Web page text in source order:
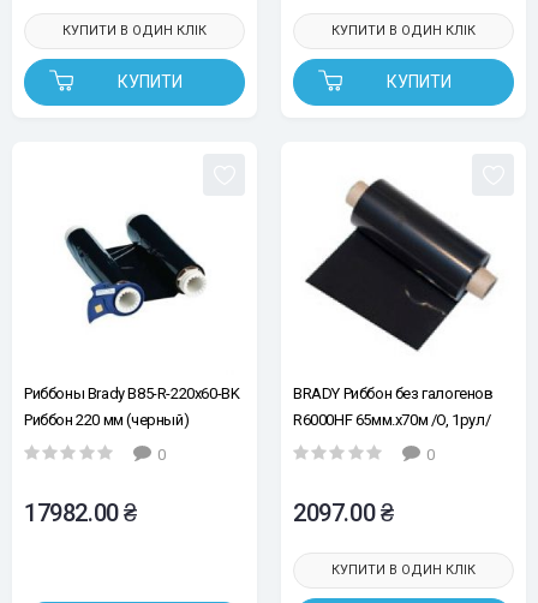
КУПИТИ
КУПИТИ В ОДИН КЛІК
КУПИТИ
КУПИТИ В ОДИН КЛІК
Риббоны Brady B85-R-220x60-BK
Риббон 220 мм (черный)
0
17982.00 ₴
BRADY Риббон без галогенов
R6000HF 65мм.x70м /O, 1рул/
упак, (черный)
0
2097.00 ₴
КУПИТИ В ОДИН КЛІК